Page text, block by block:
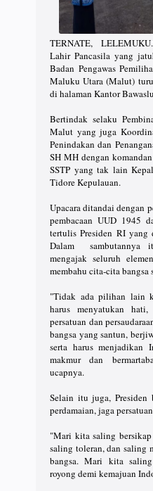
TERNATE,
Lahir Pancasila yang
Badan Pengawas
Maluku Utara (Malut)
di halaman Kantor
Bertindak selaku
Malut yang juga
Penindakan dan
SH MH dengan
SSTP yang tak lain
Tidore Kepulauan.
Upacara ditandai dengan
pembacaan UUD 1945
tertulis Presiden RI yang
Dalam sambutannya
mengajak seluruh
membahu cita-cita bangsa
"Tidak ada pilihan lain
harus menyatukan
persatuan dan
bangsa yang santun,
serta harus menjadikan
makmur dan
ucapnya.
Selain itu juga, Presiden
perdamaian, jaga
"Mari kita saling
saling toleran, dan saling
bangsa. Mari kita saling
royong demi kemajuan